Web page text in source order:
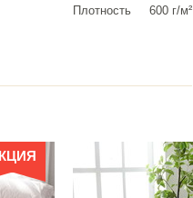
Плотность
600 г/м²